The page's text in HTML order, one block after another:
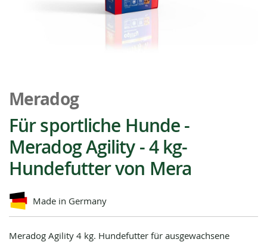
Anfang
der
Bildgalerie
springen
Meradog
Für sportliche Hunde -
Meradog Agility - 4 kg-
Hundefutter von Mera
Made in Germany
Meradog Agility 4 kg. Hundefutter für ausgewachsene